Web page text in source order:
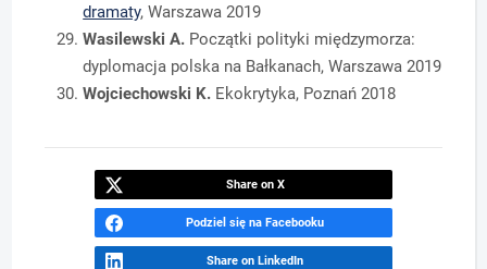
dramaty, Warszawa 2019
Wasilewski A. Początki polityki międzymorza:
dyplomacja polska na Bałkanach, Warszawa 2019
Wojciechowski K. Ekokrytyka, Poznań 2018
Share on X
Podziel się na Facebooku
Share on LinkedIn